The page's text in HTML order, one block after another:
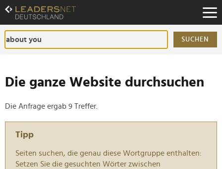
Zum
Inhalt
Zur
Fußzeilen-
Navigation
SUCHEN
Die ganze Website durchsuchen
Die Anfrage ergab 9 Treffer.
Tipp
Seiten suchen, die genau diese Wortgruppe enthalten:
Setzen Sie die gesuchten Wörter zwischen